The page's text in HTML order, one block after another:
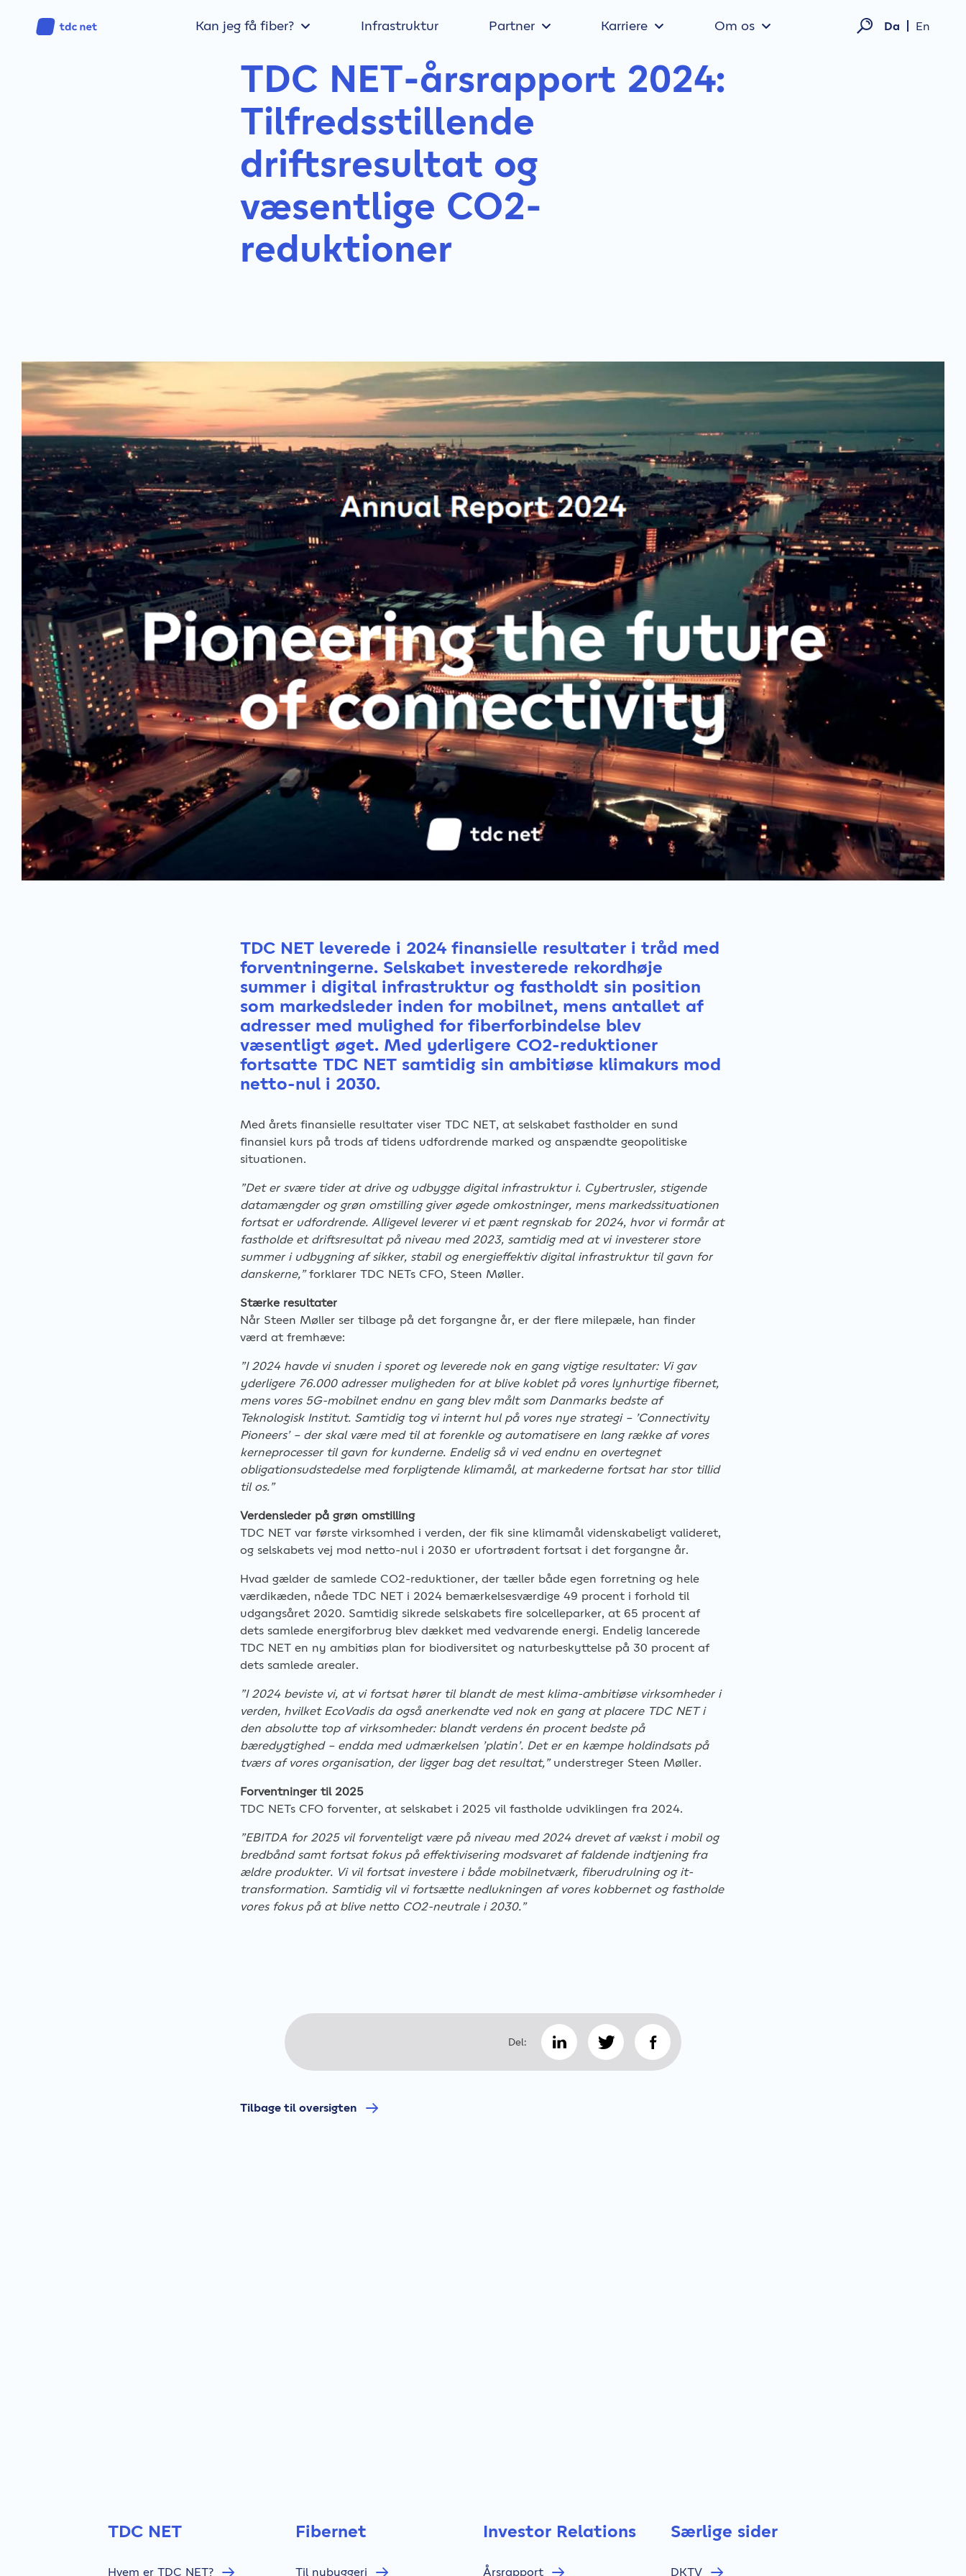
Kan jeg få fiber? Infrastruktur Partner Karriere Om os Da En
TDC NET-årsrapport 2024:
Tilfredsstillende
driftsresultat og
væsentlige CO2-
reduktioner
TDC NET leverede i 2024 finansielle resultater i tråd med
forventningerne. Selskabet investerede rekordhøje
summer i digital infrastruktur og fastholdt sin position
som markedsleder inden for mobilnet, mens antallet af
adresser med mulighed for fiberforbindelse blev
væsentligt øget. Med yderligere CO2-reduktioner
fortsatte TDC NET samtidig sin ambitiøse klimakurs mod
netto-nul i 2030.
Med årets finansielle resultater viser TDC NET, at selskabet fastholder en sund
finansiel kurs på trods af tidens udfordrende marked og anspændte geopolitiske
situationen.
”Det er svære tider at drive og udbygge digital infrastruktur i. Cybertrusler, stigende
datamængder og grøn omstilling giver øgede omkostninger, mens markedssituationen
fortsat er udfordrende. Alligevel leverer vi et pænt regnskab for 2024, hvor vi formår at
fastholde et driftsresultat på niveau med 2023, samtidig med at vi investerer store
summer i udbygning af sikker, stabil og energieffektiv digital infrastruktur til gavn for
danskerne,”forklarer TDC NETs CFO, Steen Møller.
Stærke resultater
Når Steen Møller ser tilbage på det forgangne år, er der flere milepæle, han finder
værd at fremhæve:
”I 2024 havde vi snuden i sporet og leverede nok en gang vigtige resultater: Vi gav
yderligere 76.000 adresser muligheden for at blive koblet på vores lynhurtige fibernet,
mens vores 5G-mobilnet endnu en gang blev målt som Danmarks bedste af
Teknologisk Institut. Samtidig tog vi internt hul på vores nye strategi – ’Connectivity
Pioneers’ – der skal være med til at forenkle og automatisere en lang række af vores
kerneprocesser til gavn for kunderne. Endelig så vi ved endnu en overtegnet
obligationsudstedelse med forpligtende klimamål, at markederne fortsat har stor tillid
til os.”
Verdensleder på grøn omstilling
TDC NET var første virksomhed i verden, der fik sine klimamål videnskabeligt valideret,
og selskabets vej mod netto-nul i 2030 er ufortrødent fortsat i det forgangne år.
Hvad gælder de samlede CO2-reduktioner, der tæller både egen forretning og hele
værdikæden, nåede TDC NET i 2024 bemærkelsesværdige 49 procent i forhold til
udgangsåret 2020. Samtidig sikrede selskabets fire solcelleparker, at 65 procent af
dets samlede energiforbrug blev dækket med vedvarende energi. Endelig lancerede
TDC NET en ny ambitiøs plan for biodiversitet og naturbeskyttelse på 30 procent af
dets samlede arealer.
”I 2024 beviste vi, at vi fortsat hører til blandt de mest klima-ambitiøse virksomheder i
verden, hvilket EcoVadis da også anerkendte ved nok en gang at placere TDC NET i
den absolutte top af virksomheder: blandt verdens én procent bedste på
bæredygtighed – endda med udmærkelsen ’platin’. Det er en kæmpe holdindsats på
tværs af vores organisation, der ligger bag det resultat,”understreger Steen Møller.
Forventninger til 2025
TDC NETs CFO forventer, at selskabet i 2025 vil fastholde udviklingen fra 2024.
”EBITDA for 2025 vil forventeligt være på niveau med 2024 drevet af vækst i mobil og
bredbånd samt fortsat fokus på effektivisering modsvaret af faldende indtjening fra
ældre produkter. Vi vil fortsat investere i både mobilnetværk, fiberudrulning og it-
transformation. Samtidig vil vi fortsætte nedlukningen af vores kobbernet og fastholde
vores fokus på at blive netto CO2-neutrale i 2030.”
Del:
Tilbage til oversigten
TDC NET
Hvem er TDC NET?
Fibernet
Til nybyggeri
Investor Relations
Årsrapport
Særlige sider
DKTV